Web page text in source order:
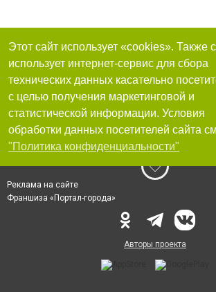
Этот сайт использует «cookies». Также
использует интернет-сервис для сбора
технических данных касательно
с целью получения маркетинговой и
статистической информации. Условия
обработки данных посетителей сайта
"Политика конфиденциальности"
Реклама на сайте
Франшиза «Портал-города»
Авторы проекта